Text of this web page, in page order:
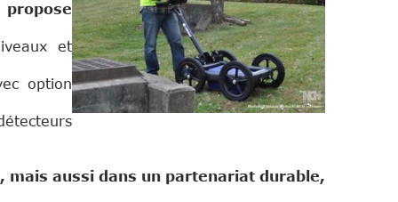
et
option
mais aussi dans un partenariat durable,